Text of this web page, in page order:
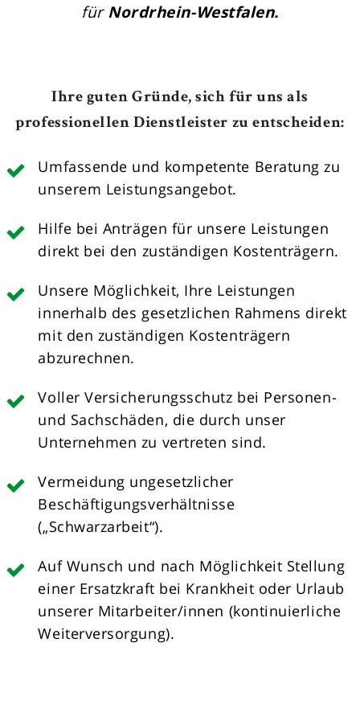
fürNordrhein-Westfalen.
Ihre guten Gründe, sich für uns als
professionellen Dienstleister zu entscheiden:
Umfassende und kompetente Beratung zu
unserem Leistungsangebot.
Hilfe bei Anträgen für unsere Leistungen
direkt bei den zuständigen Kostenträgern.
Unsere Möglichkeit, Ihre Leistungen
innerhalb des gesetzlichen Rahmens direkt
mit den zuständigen Kostenträgern
abzurechnen.
Voller Versicherungsschutz bei Personen-
und Sachschäden, die durch unser
Unternehmen zu vertreten sind.
Vermeidung ungesetzlicher
Beschäftigungsverhältnisse
(„Schwarzarbeit“).
Auf Wunsch und nach Möglichkeit Stellung
einer Ersatzkraft bei Krankheit oder Urlaub
unserer Mitarbeiter/innen (kontinuierliche
Weiterversorgung).